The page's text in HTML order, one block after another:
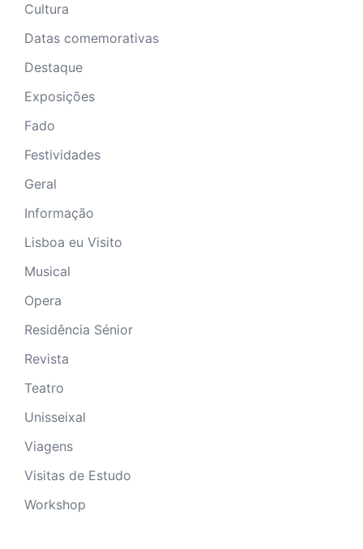
Cultura
Datas comemorativas
Destaque
Exposições
Fado
Festividades
Geral
Informação
Lisboa eu Visito
Musical
Opera
Residência Sénior
Revista
Teatro
Unisseixal
Viagens
Visitas de Estudo
Workshop